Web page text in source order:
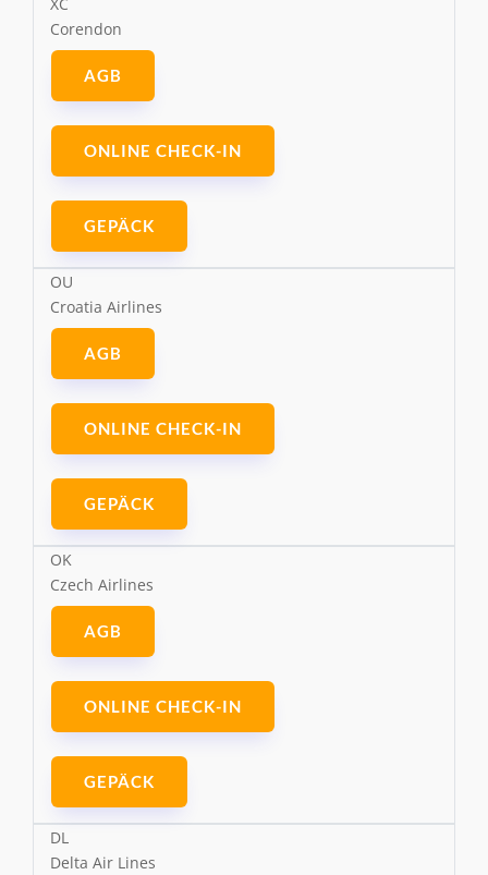
Corendon
AGB
ONLINE CHECK-IN
GEPÄCK
OU
Croatia Airlines
AGB
ONLINE CHECK-IN
GEPÄCK
OK
Czech Airlines
AGB
ONLINE CHECK-IN
GEPÄCK
DL
Delta Air Lines